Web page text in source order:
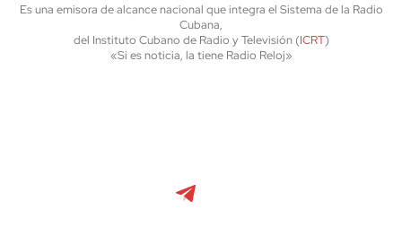
Es una emisora de alcance nacional que integra el Sistema de la Radio
Cubana,
del Instituto Cubano de Radio y Televisión (ICRT)
«Si es noticia, la tiene Radio Reloj»